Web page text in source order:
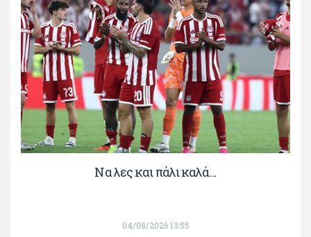
Να λες και πάλι καλά…
04/08/2026 13:55